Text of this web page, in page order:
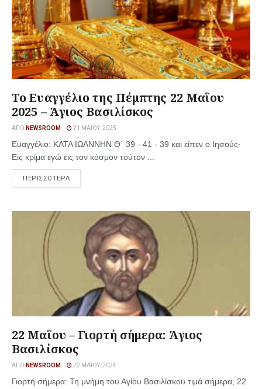
Το Ευαγγέλιο της Πέμπτης 22 Μαΐου
2025 – Άγιος Βασιλίσκος
ΑΠΌ NEWSROOM 21 ΜΑΪ́ΟΥ, 2025
Ευαγγέλιο: ΚΑΤΑ ΙΩΑΝΝΗΝ Θ´ 39 - 41 - 39 και είπεν ο Ιησούς·
Εις κρίμα εγώ εις τον κόσμον τούτον ...
ΠΕΡΙΣΣΟΤΕΡΑ
22 Μαΐου – Γιορτή σήμερα: Άγιος
Βασιλίσκος
ΑΠΌ NEWSROOM 22 ΜΑΪ́ΟΥ, 2024
Γιορτή σήμερα: Τη μνήμη του Αγίου Βασιλίσκου τιμά σήμερα, 22